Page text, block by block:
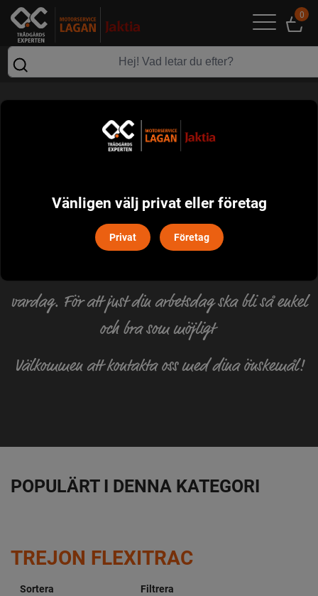
0
TREJON FLEXITRAC
Trejon utvecklar, tillverkar och erbjuder produkter
entreprenadverksamhet.
Mer än 30 års erfarenhet av att välja ut, leverera
vardag. För att just din arbetsdag ska bli så enkel
och bra som möjligt
Välkommen att kontakta oss med dina önskemål!
POPULÄRT I DENNA KATEGORI
TREJON FLEXITRAC
Sortera Filtrera
Vänligen välj privat eller företag
Privat Företag